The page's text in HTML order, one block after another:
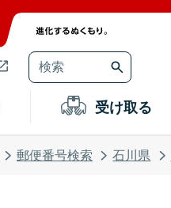
受け取る
郵便番号検索 石川県